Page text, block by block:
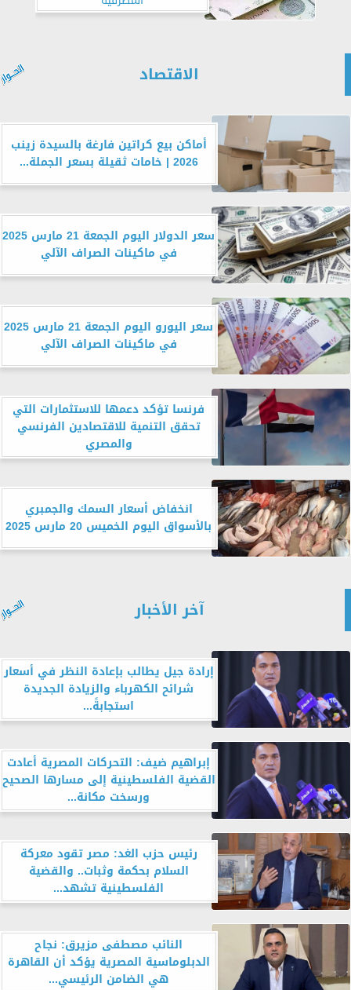
الاقتصاد
أماكن بيع كراتين فارغة بالسيدة زينب
2026 | خامات ثقيلة بسعر الجملة...
سعر الدولار اليوم الجمعة 21 مارس 2025
في ماكينات الصراف الآلي
سعر اليورو اليوم الجمعة 21 مارس 2025
في ماكينات الصراف الآلي
فرنسا تؤكد دعمها للاستثمارات التي
تحقق التنمية للاقتصادين الفرنسي
والمصري
انخفاض أسعار السمك والجمبري
بالأسواق اليوم الخميس 20 مارس 2025
آخر الأخبار
إرادة جيل يطالب بإعادة النظر في أسعار
شرائح الكهرباء والزيادة الجديدة
استجابةً...
إبراهيم ضيف: التحركات المصرية أعادت
القضية الفلسطينية إلى مسارها الصحيح
ورسخت مكانة...
رئيس حزب الغد: مصر تقود معركة
السلام بحكمة وثبات.. والقضية
الفلسطينية تشهد...
النائب مصطفى مزيرق: نجاح
الدبلوماسية المصرية يؤكد أن القاهرة
هي الضامن الرئيسي...